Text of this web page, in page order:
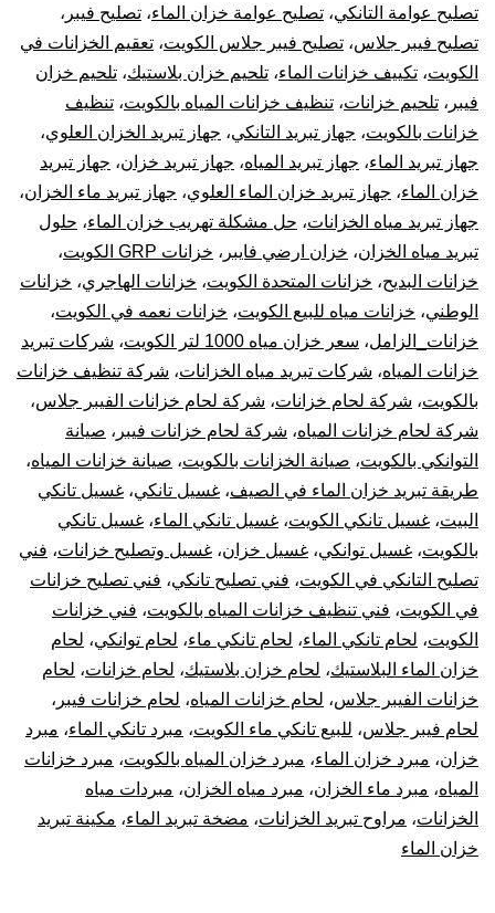
تصليح عوامة التانكي، تصليح عوامة خزان الماء، تصليح فيبر ،
تصليح فيبر جلاس، تصليح فيبر جلاس الكويت، تعقيم الخزانات في
الكويت، تكييف خزانات الماء، تلحيم خزان بلاستيك، تلحيم خزان
فيبر ، تلحيم خزانات، تنظيف خزانات المياه بالكويت، تنظيف
خزانات بالكويت، جهاز تبريد التانكي، جهاز تبريد الخزان العلوي،
جهاز تبريد الماء، جهاز تبريد المياه، جهاز تبريد خزان، جهاز تبريد
خزان الماء، جهاز تبريد خزان الماء العلوي، جهاز تبريد ماء الخزان،
جهاز تبريد مياه الخزانات، حل مشكلة تهريب خزان الماء، حلول
تبريد مياه الخزان، خزان ارضي فايبر ، خزانات GRP الكويت
،
خزانات البديح، خزانات المتحدة الكويت، خزانات الهاجري، خزانات
الوطني، خزانات مياه للبيع الكويت، خزانات نعمه في الكويت،
خزانات_الزامل، سعر خزان مياه 1000 لتر الكويت ، شركات تبريد
خزانات المياه، شركات تبريد مياه الخزانات، شركة تنظيف خزانات
بالكويت، شركة لحام خزانات، شركة لحام خزانات الفيبر جلاس،
شركة لحام خزانات المياه، شركة لحام خزانات فيبر ، صيانة
التوانكي بالكويت، صيانة الخزانات بالكويت، صيانة خزانات المياه،
طريقة تبريد خزان الماء في الصيف، غسيل تانكي، غسيل تانكي
البيت، غسيل تانكي الكويت، غسيل تانكي الماء، غسيل تانكي
بالكويت، غسيل توانكي، غسيل خزان، غسيل وتصليح خزانات، فني
تصليح التانكي في الكويت، فني تصليح تانكي، فني تصليح خزانات
في الكويت، فني تنظيف خزانات المياه بالكويت، فني خزانات
الكويت، لحام تانكي الماء، لحام تانكي ماء، لحام توانكي، لحام
خزان الماء البلاستيك، لحام خزان بلاستيك، لحام خزانات، لحام
خزانات الفيبر جلاس، لحام خزانات المياه، لحام خزانات فيبر ،
لحام فيبر جلاس، للبيع تانكي ماء الكويت، مبرد تانكي الماء، مبرد
خزان، مبرد خزان الماء، مبرد خزان المياه بالكويت، مبرد خزانات
المياه، مبرد ماء الخزان، مبرد مياه الخزان، مبردات مياه
الخزانات، مراوح تبريد الخزانات، مضخة تبريد الماء، مكينة تبريد
خزان الماء